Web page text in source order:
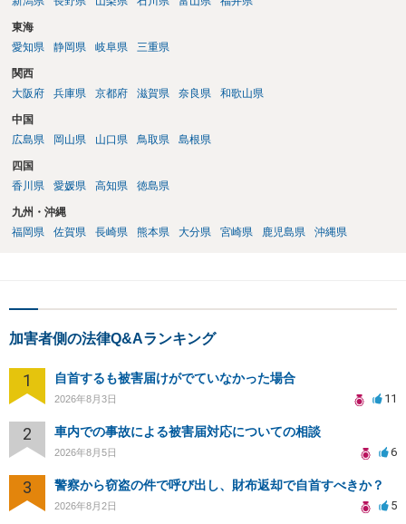
東海
愛知県
静岡県 岐阜県 三重県
関西
大阪府
兵庫県 京都府 滋賀県 奈良県 和歌山県
中国
広島県
岡山県 山口県 鳥取県 島根県
四国
香川県
愛媛県 高知県 徳島県
九州・沖縄
福岡県
佐賀県 長崎県 熊本県 大分県 宮崎県 鹿児島県 沖縄県
加害者側の法律Q&Aランキング
1 自首するも被害届けがでていなかった場合
2026年8月3日 11
2 車内での事故による被害届対応についての相談
2026年8月5日 6
3 警察から窃盗の件で呼び出し、財布返却で自首すべきか？
2026年8月2日 5